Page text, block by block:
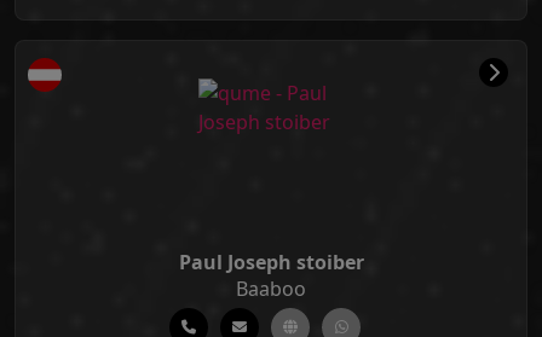
Paul Joseph stoiber
Baaboo